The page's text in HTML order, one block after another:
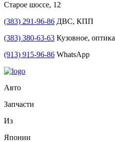
Старое шоссе, 12
(383) 291-96-86 ДВС, КПП
(383) 380-63-63 Кузовное, оптика
(913) 915-96-86 WhatsApp
Авто
Запчасти
Из
Японии